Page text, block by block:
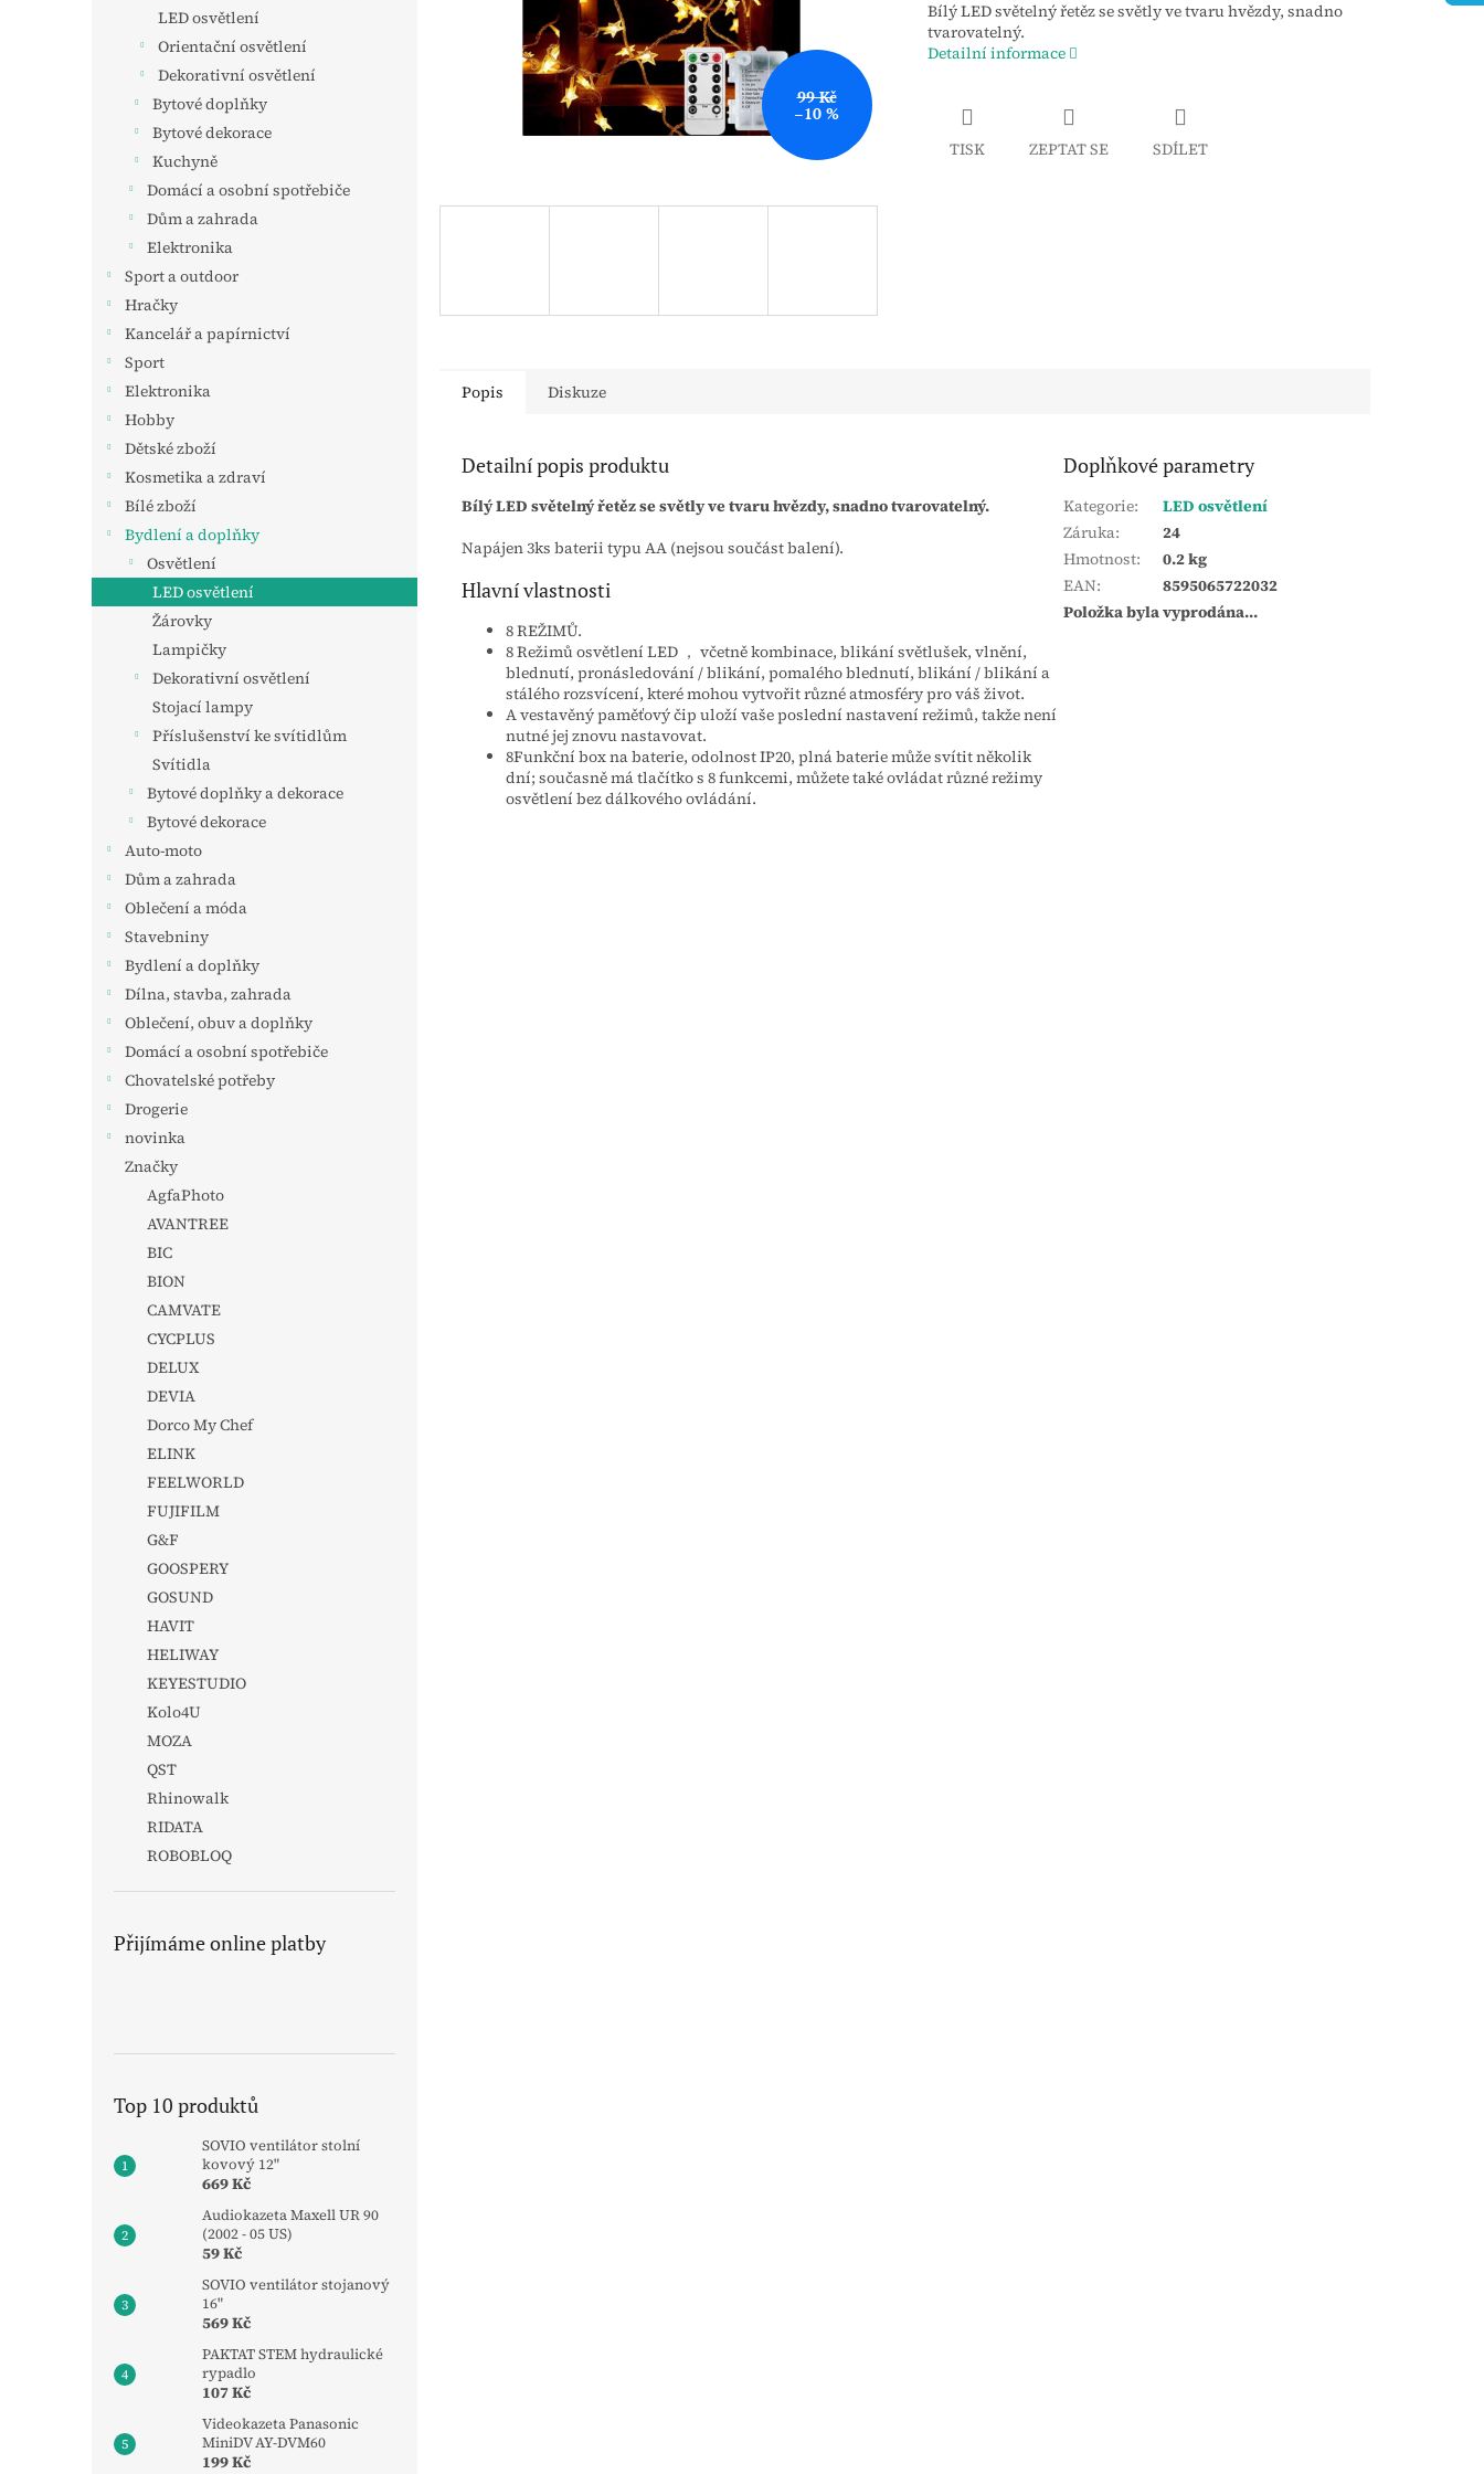
LED osvětlení
Orientační osvětlení
Dekorativní osvětlení
Bytové doplňky
Bytové dekorace
Kuchyně
Domácí a osobní spotřebiče
Dům a zahrada
Elektronika
Sport a outdoor
Hračky
Kancelář a papírnictví
Sport
Elektronika
Hobby
Dětské zboží
Kosmetika a zdraví
Bílé zboží
Bydlení a doplňky
Osvětlení
LED osvětlení
Žárovky
Lampičky
Dekorativní osvětlení
Stojací lampy
Příslušenství ke svítidlům
Svítidla
Bytové doplňky a dekorace
Bytové dekorace
Auto-moto
Dům a zahrada
Oblečení a móda
Stavebniny
Bydlení a doplňky
Dílna, stavba, zahrada
Oblečení, obuv a doplňky
Domácí a osobní spotřebiče
Chovatelské potřeby
Drogerie
novinka
Značky
AgfaPhoto
AVANTREE
BIC
BION
CAMVATE
CYCPLUS
DELUX
DEVIA
Dorco My Chef
ELINK
FEELWORLD
FUJIFILM
G&F
GOOSPERY
GOSUND
HAVIT
HELIWAY
KEYESTUDIO
Kolo4U
MOZA
QST
Rhinowalk
RIDATA
ROBOBLOQ
Přijímáme online platby
Top 10 produktů
SOVIO ventilátor stolní
kovový 12"
669 Kč
Audiokazeta Maxell UR 90
(2002 - 05 US)
59 Kč
SOVIO ventilátor stojanový
16"
569 Kč
PAKTAT STEM hydraulické
rypadlo
107 Kč
Videokazeta Panasonic
MiniDV AY-DVM60
199 Kč
99 Kč
–10 %
Bílý LED světelný řetěz se světly ve tvaru hvězdy, snadno
tvarovatelný.
Detailní informace
TISK ZEPTAT SE SDÍLET
Popis Diskuze
Detailní popis produktu
Bílý LED světelný řetěz se světly ve tvaru hvězdy, snadno tvarovatelný.
Napájen 3ks baterii typu AA (nejsou součást balení).
Hlavní vlastnosti
8 REŽIMŮ.
8 Režimů osvětlení LED ， včetně kombinace, blikání světlušek, vlnění,
blednutí, pronásledování / blikání, pomalého blednutí, blikání / blikání a
stálého rozsvícení, které mohou vytvořit různé atmosféry pro váš život.
A vestavěný paměťový čip uloží vaše poslední nastavení režimů, takže není
nutné jej znovu nastavovat.
8Funkční box na baterie, odolnost IP20, plná baterie může svítit několik
dní; současně má tlačítko s 8 funkcemi, můžete také ovládat různé režimy
osvětlení bez dálkového ovládání.
Doplňkové parametry
Kategorie:
LED osvětlení
Záruka:
24
Hmotnost:
0.2 kg
EAN:
8595065722032
Položka byla vyprodána…